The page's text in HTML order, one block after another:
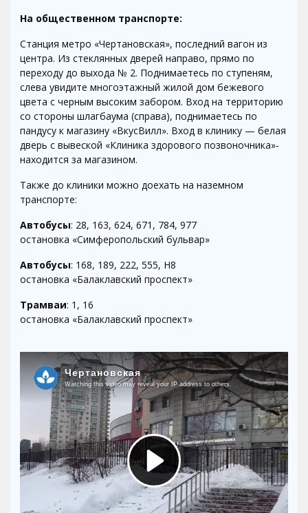
На общественном транспорте:
Станция метро «Чертановская», последний вагон из
центра. Из стеклянных дверей направо, прямо по
переходу до выхода № 2. Поднимаетесь по ступеням,
слева увидите многоэтажный жилой дом бежевого
цвета с черным высоким забором. Вход на территорию
со стороны шлагбаума (справа), поднимаетесь по
пандусу к магазину «ВкусВилл». Вход в клинику — белая
дверь с вывеской «Клиника здорового позвоночника»-
находится за магазином.
Также до клиники можно доехать на наземном
транспорте:
Автобусы: 28, 163, 624, 671, 784, 977
остановка «Симферопольский бульвар»
Автобусы: 168, 189, 222, 555, Н8
остановка «Балаклавский проспект»
Трамваи: 1, 16
остановка «Балаклавский проспект»